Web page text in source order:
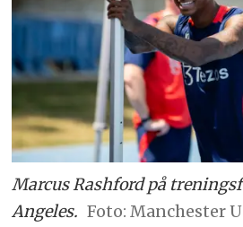
Marcus Rashford på
Angeles.
Manchester